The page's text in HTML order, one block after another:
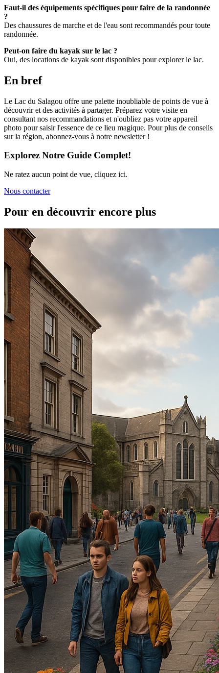
Faut-il des équipements spécifiques pour faire de la randonnée
?
Des chaussures de marche et de l'eau sont recommandés pour toute
randonnée.
Peut-on faire du kayak sur le lac ?
Oui, des locations de kayak sont disponibles pour explorer le lac.
En bref
Le Lac du Salagou offre une palette inoubliable de points de vue à
découvrir et des activités à partager. Préparez votre visite en
consultant nos recommandations et n'oubliez pas votre appareil
photo pour saisir l'essence de ce lieu magique. Pour plus de conseils
sur la région, abonnez-vous à notre newsletter !
Explorez Notre Guide Complet!
Ne ratez aucun point de vue, cliquez ici.
Nous contacter
Pour en découvrir encore plus